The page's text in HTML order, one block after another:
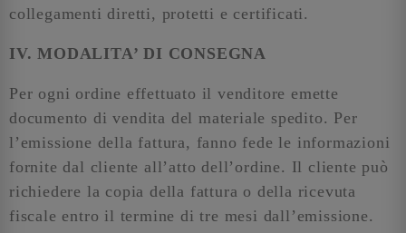
collegamenti diretti, protetti e certificati.
IV. MODALITA’ DI CONSEGNA
Per ogni ordine effettuato il venditore emette
documento di vendita del materiale spedito. Per
l’emissione della fattura, fanno fede le informazioni
fornite dal cliente all’atto dell’ordine. Il cliente può
richiedere la copia della fattura o della ricevuta
fiscale entro il termine di tre mesi dall’emissione.